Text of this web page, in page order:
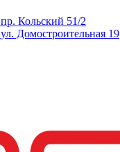
пр. Кольский 51/2
ул. Домостроительная 19